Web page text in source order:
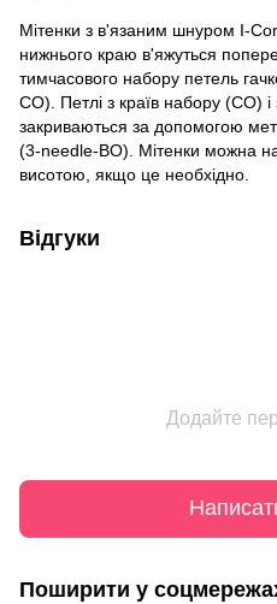
Мітенки з в'язаним шнуром I-
нижнього краю в'яжуться
тимчасового набору петель
CO). Петлі з країв набору (CO)
закриваються за допомогою
(3-needle-BO). Мітенки можна
висотою, якщо це необхідно.
Відгуки
Додайте
Поширити у